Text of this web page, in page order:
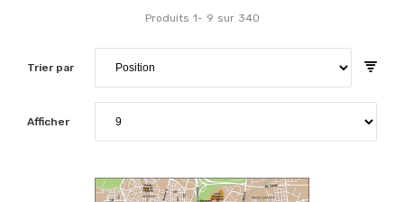
Trier par
Produits 1- 9 sur 340
Afficher